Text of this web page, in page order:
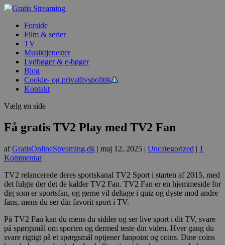
Forside
Film & serier
TV
Musiktjenester
Lydbøger & e-bøger
Blog
Cookie- og privatlivspolitik
Kontakt
Vælg en side
Få gratis TV2 Play med TV2 Fan
afGratisOnlineStreaming.dk | maj 12, 2025 | Uncategorized | 1
Kommentar
TV2 relancerede deres sportskanal TV2 Sport i starten af 2015, med
det fulgte der det de kalder TV2 Fan. TV2 Fan er en hjemmeside for
dig som er sportsfan, og gerne vil deltage i quiz og dyste mod andre
fans, mens du ser din favorit sport i TV.
På TV2 Fan kan du mens du sidder og ser live sport i dit TV, svare
på spørgsmål om sporten og dermed teste din viden. Hver gang du
svare rigtigt på et spørgsmål optjener fanpoint og coins. Dine coins